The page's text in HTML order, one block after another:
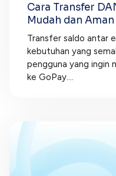
Cara Transfer
Mudah dan Aman
Transfer saldo antar
kebutuhan yang
pengguna yang ingin
ke GoPay....